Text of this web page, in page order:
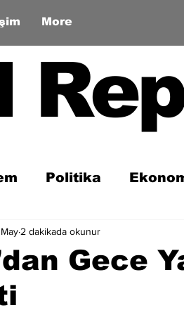
More
Politika
Tüneli
Gece
2 dakikada okunur